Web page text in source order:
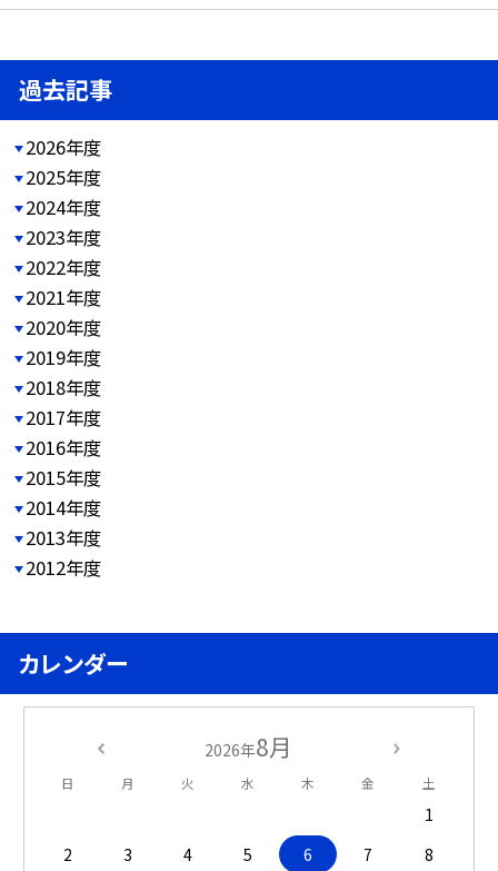
過去記事
2026年度
2025年度
2024年度
2023年度
2022年度
2021年度
2020年度
2019年度
2018年度
2017年度
2016年度
2015年度
2014年度
2013年度
2012年度
カレンダー
2026年8月
日 月 火 水 木 金 土
1
2
3 4 5 6 7
8